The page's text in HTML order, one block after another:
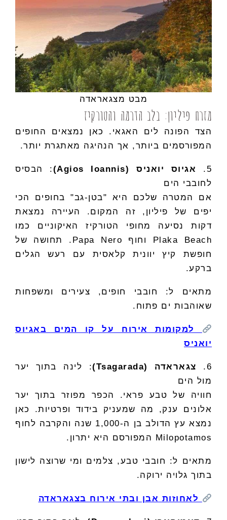
מבט מצגאראדה
מזרח פיליון: בלב הדרמה והטורקיז
הצד הפונה לים האגאי. כאן נמצאים החופים
המפורסמים ביותר, אך הנהיגה מאתגרת יותר.
5. אגיוס יואניס (Agios Ioannis)
: הבסיס
לחובבי הים
אם המטרה שלכם היא "בטן-גב" בחופים הכי
יפים של פיליון, זה המקום. העיירה נמצאת
דקות נסיעה מחופי הטורקיז האיקוניים כמו
Plaka Beach וחוף Papa Nero. תחושה של
חופשת קיץ יוונית קלאסית עם רעש הגלים
ברקע.
מתאים ל: חובבי חופים, צעירים ומשפחות
שאוהבות ים פתוח.
למקומות אירוח על קו המים באגיוס
יואניס
6. צגאראדה (Tsagarada)
: לינה בתוך יער
מול הים
חוויה של טבע פראי. הכפר מפוזר בתוך יער
אלונים ענק, מה שמעניק בידוד ופרטיות. כאן
נמצא עץ הדולב בן ה-1,000 שנה והקרבה לחוף
Milopotamos המפורסם היא יתרון.
מתאים ל: חובבי טבע, צלמים ומי שרוצה לישון
בתוך גלויה ירוקה.
לאחוזות אבן ובתי אירוח בצגאראדה